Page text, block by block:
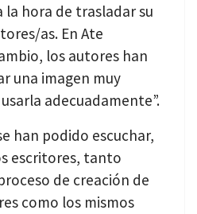
la hora de trasladar su
as. En Ate
los autores han
una imagen muy
adecuadamente”.
han podido escuchar,
escritores, tanto
de creación de
como los mismos